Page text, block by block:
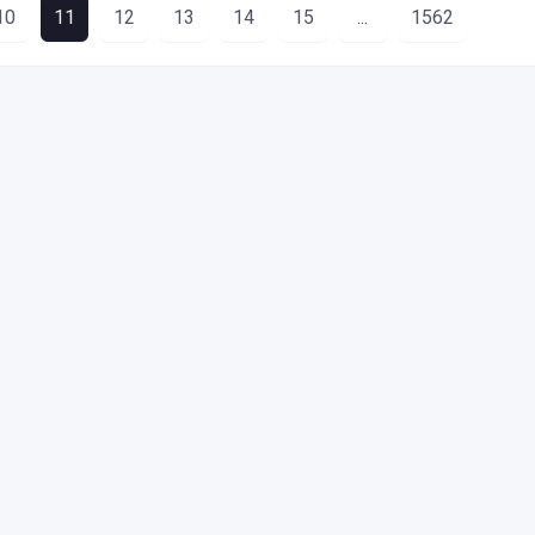
11 12 13 14 15 ... 1562